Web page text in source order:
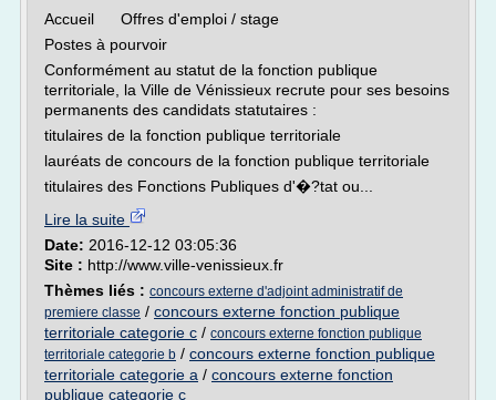
Accueil Offres d'emploi / stage
Postes à pourvoir
Conformément au statut de la fonction publique
territoriale, la Ville de Vénissieux recrute pour ses besoins
permanents des candidats statutaires :
titulaires de la fonction publique territoriale
lauréats de concours de la fonction publique territoriale
titulaires des Fonctions Publiques d'�?tat ou...
Lire la suite
Date: 2016-12-12 03:05:36
Site : http://www.ville-venissieux.fr
Thèmes liés : concours externe d'adjoint administratif de
premiere classe / concours externe fonction publique
territoriale categorie c / concours externe fonction publique
territoriale categorie b / concours externe fonction publique
territoriale categorie a / concours externe fonction
publique categorie c